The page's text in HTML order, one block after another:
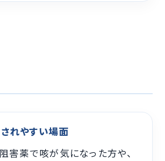
れやすい場面
害薬で咳が気になった方や、